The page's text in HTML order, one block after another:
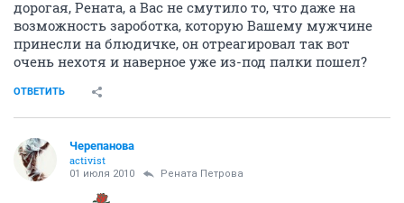
дорогая, Рената, а Вас не смутило то, что даже на
возможность зароботка, которую Вашему мужчине
принесли на блюдичке, он отреагировал так вот
очень нехотя и наверное уже из-под палки пошел?
ОТВЕТИТЬ
Черепанова
activist
01 июля 2010 Рената Петрова